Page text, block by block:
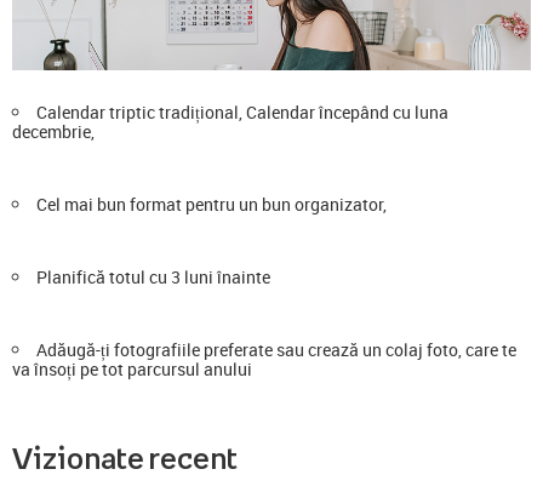
Calendar triptic tradițional, Calendar începând cu luna
decembrie,
Cel mai bun format pentru un bun organizator,
Planifică totul cu 3 luni înainte
Adăugă-ți fotografiile preferate sau crează un colaj foto, care te
va însoți pe tot parcursul anului
Vizionate recent